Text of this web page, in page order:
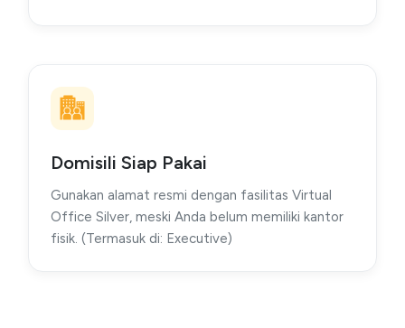
Domisili Siap Pakai
Gunakan alamat resmi dengan fasilitas Virtual
Office Silver, meski Anda belum memiliki kantor
fisik. (Termasuk di: Executive)